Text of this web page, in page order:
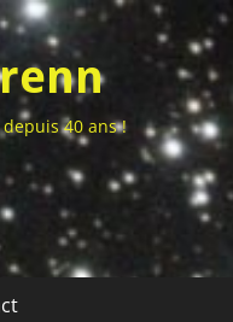
40 ans !